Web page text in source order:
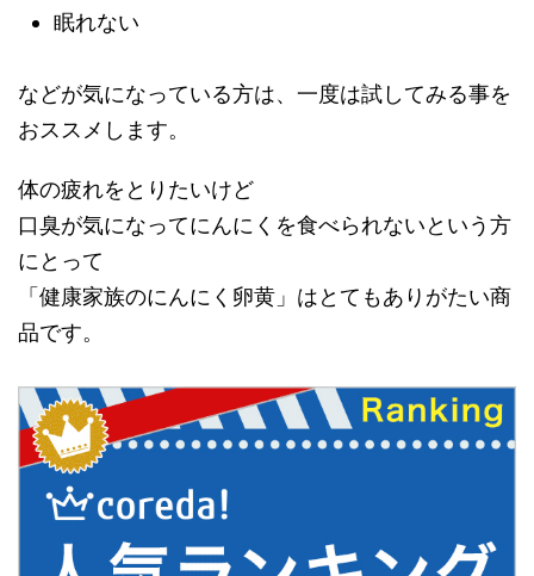
眠れない
などが気になっている方は、一度は試してみる事を
おススメします。
体の疲れをとりたいけど
口臭が気になってにんにくを食べられないという方
にとって
「健康家族のにんにく卵黄」はとてもありがたい商
品です。